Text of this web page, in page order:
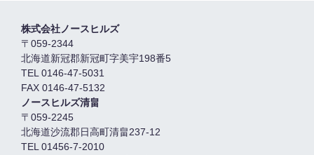
株式会社ノースヒルズ
〒059-2344
北海道新冠郡新冠町字美宇198番5
TEL 0146-47-5031
FAX 0146-47-5132
ノースヒルズ清畠
〒059-2245
北海道沙流郡日高町清畠237-12
TEL 01456-7-2010